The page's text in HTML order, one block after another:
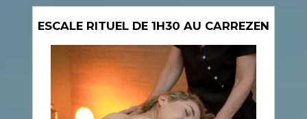
ESCALE RITUEL DE 1H30 AU CARREZEN